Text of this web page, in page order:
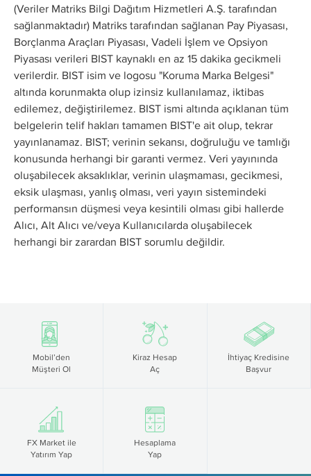
(Veriler Matriks Bilgi Dağıtım Hizmetleri A.Ş. tarafından
sağlanmaktadır) Matriks tarafından sağlanan Pay Piyasası,
Borçlanma Araçları Piyasası, Vadeli İşlem ve Opsiyon
Piyasası verileri BIST kaynaklı en az 15 dakika gecikmeli
verilerdir. BIST isim ve logosu "Koruma Marka Belgesi"
altında korunmakta olup izinsiz kullanılamaz, iktibas
edilemez, değiştirilemez. BIST ismi altında açıklanan tüm
belgelerin telif hakları tamamen BIST'e ait olup, tekrar
yayınlanamaz. BIST; verinin sekansı, doğruluğu ve tamlığı
konusunda herhangi bir garanti vermez. Veri yayınında
oluşabilecek aksaklıklar, verinin ulaşmaması, gecikmesi,
eksik ulaşması, yanlış olması, veri yayın sistemindeki
performansın düşmesi veya kesintili olması gibi hallerde
Alıcı, Alt Alıcı ve/veya Kullanıcılarda oluşabilecek
herhangi bir zarardan BIST sorumlu değildir.
Mobil’den
Müşteri Ol
Kiraz Hesap
Aç
İhtiyaç Kredisine
Başvur
FX Market ile
Yatırım Yap
Hesaplama
Yap